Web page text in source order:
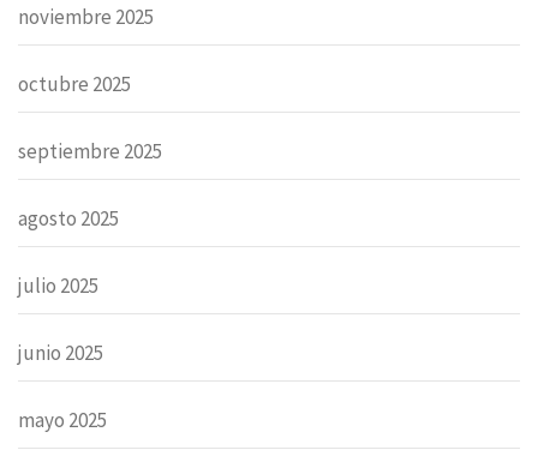
noviembre 2025
octubre 2025
septiembre 2025
agosto 2025
julio 2025
junio 2025
mayo 2025